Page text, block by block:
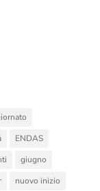
ENDAS
giugno
nuovo inizio